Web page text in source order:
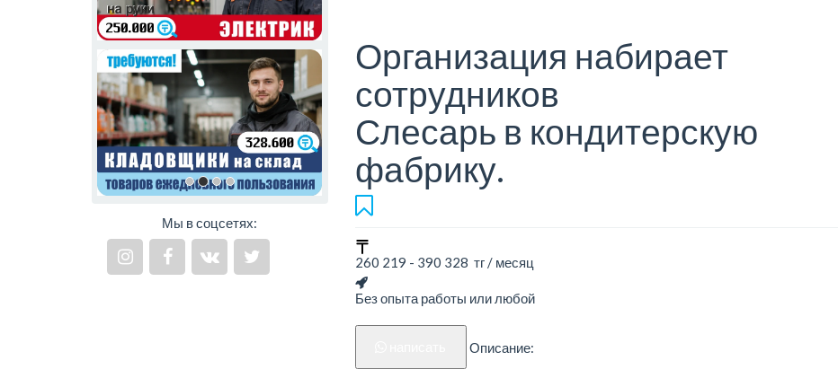
Мы в соцсетях:
Организация набирает
сотрудников
Слесарь в кондитерскую
фабрику.
260 219 - 390 328 тг / месяц
Без опыта работы или любой
Описание: